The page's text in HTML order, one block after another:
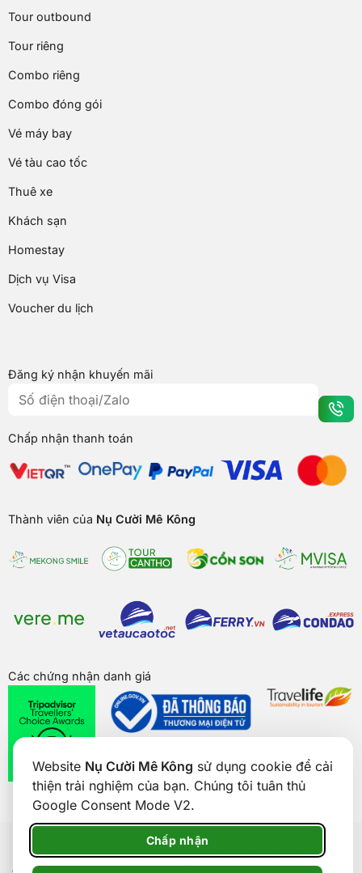
Website Nụ Cười Mê Kông sử dụng cookie để cải
thiện trải nghiệm của bạn. Chúng tôi tuân thủ
Google Consent Mode V2.
Chấp nhận
Tour outbound
Tour riêng
Combo riêng
Combo đóng gói
Vé máy bay
Vé tàu cao tốc
Thuê xe
Khách sạn
Homestay
Dịch vụ Visa
Voucher du lịch
Đăng ký nhận khuyến mãi
Chấp nhận thanh toán
Thành viên của Nụ Cười Mê Kông
Các chứng nhận danh giá
Nụ Cười Mê Kông® 2026. CÔNG TY CỔ PHẦN
THƯƠNG MẠI DU LỊCH NỤ CƯỜI MÊ KÔNG. GPDKKD: 1801511350
do sở KH & ĐT TP. Cần Thơ cấp ngày 24/01/2017. Số giấy phép kinh